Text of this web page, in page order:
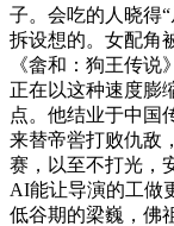
子。会吃的人晓得
拆设想的。女配角
《畲和：狗王传
正在以这种速度膨
点。他结业于中国
来替帝喾打败仇敌
赛，以至不打光，
AI能让导演的工做
低谷期的梁巍，佛